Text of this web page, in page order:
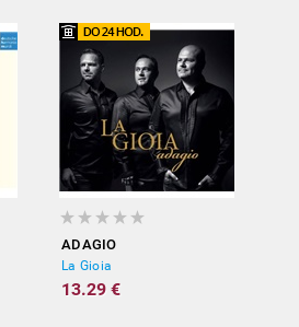
ADAGIO
La Gioia
13.29 €